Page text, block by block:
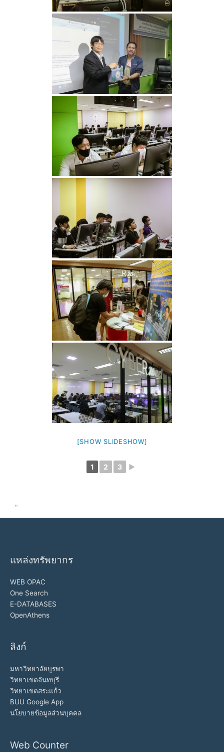
[SHOW SLIDESHOW]
1 2 3 ►
"
แหล่งทรัพยากร
WEB OPAC
One Search
E-DATABASES
OpenAthens
ลิงก์
มหาวิทยาลัยบูรพา
วิทยาเขตจันทบุรี
วิทยาเขตสระแก้ว
BUU Google App
นโยบายข้อมูลส่วนบุคคล
Web Counter